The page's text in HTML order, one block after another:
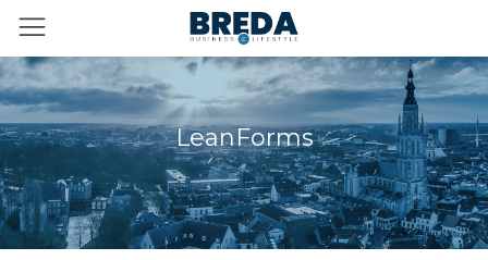
LeanForms